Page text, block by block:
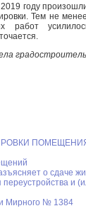
году
Тем не
работ
о сдаче
и
Мирного № 1384